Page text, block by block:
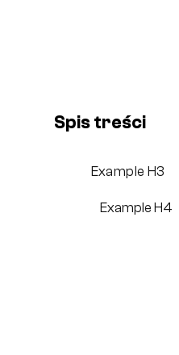
Spis treści
Example H3
Example H4